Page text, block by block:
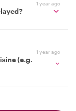
1 year ago
1 year ago
(e.g.